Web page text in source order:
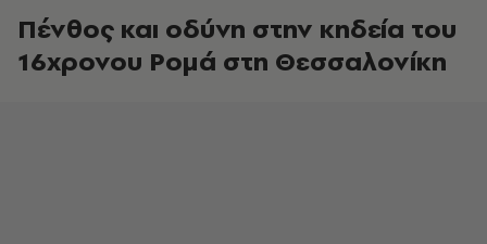
Πένθος και οδύνη στην κηδεία του
16χρονου Ρομά στη Θεσσαλονίκη